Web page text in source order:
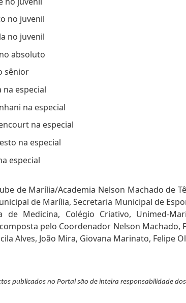
juvenil
no juvenil
absoluto
especial
na especial
na especial
na especial
especial
de Marília/Academia Nelson Machado de
de Marília, Secretaria Municipal de
de Medicina, Colégio Criativo, Unimed-
pelo Coordenador Nelson Machado,
Alves, João Mira, Giovana Marinato, Felipe
publicados no Portal são de inteira responsabilidade